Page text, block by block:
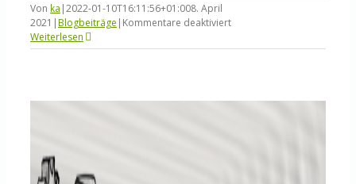
Von ka |2022-01-10T16:11:56+01:008. April
2021 |Blogbeiträge | Kommentare deaktiviertfür
Domain
Weiterlesen